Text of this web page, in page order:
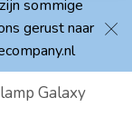
sommige
gerust naar
Galaxy